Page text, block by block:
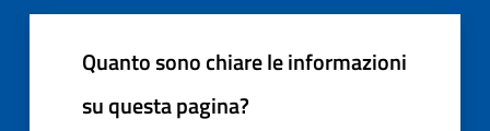
Quanto sono chiare le informazioni
su questa pagina?